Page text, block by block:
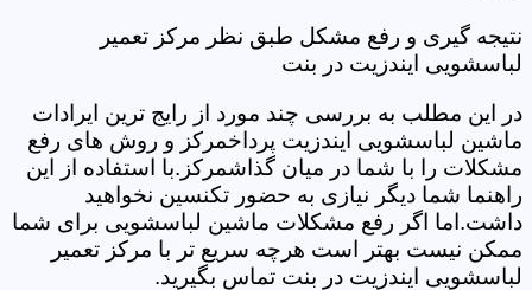
نتیجه گیری و رفع مشکل طبق نظر مرکز تعمیر
لباسشویی ایندزیت در بنت
در این مطلب به بررسی چند مورد از رایج ترین ایرادات
ماشین لباسشویی ایندزیت پرداخمرکز و روش های رفع
مشکلات را با شما در میان گذاشمرکز.با استفاده از این
راهنما شما دیگر نیازی به حضور تکنسین نخواهید
داشت.اما اگر رفع مشکلات ماشین لباسشویی برای شما
ممکن نیست بهتر است هرچه سریع تر با مرکز تعمیر
لباسشویی ایندزیت در بنت تماس بگیرید.